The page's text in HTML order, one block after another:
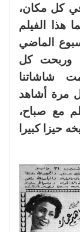
كل مكان،
هذا الفيلم
الماضي
وربحت كل
شاشاتنا
مرة أشاهد
مع صباح،
حيزا كبيرا